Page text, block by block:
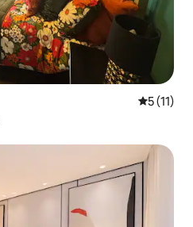
5 av 5 i
5 (11)